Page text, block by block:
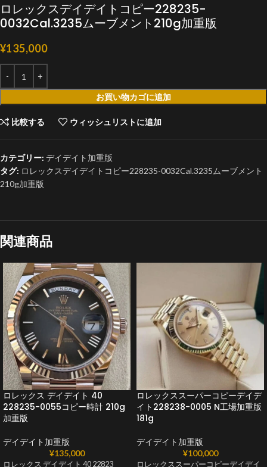
ロレックスデイデイトコピー228235-
0032Cal.3235ムーブメント210g加重版
¥135,000
お買い物カゴに追加
比較する ウィッシュリストに追加
カテゴリー: デイデイト加重版
タグ: ロレックスデイデイトコピー228235-0032Cal.3235ムーブメント
210g加重版
関連商品
ロレックス デイデイト 40
228235-0055コピー時計 210g
加重版
デイデイト加重版
¥135,000
ロレックス デイデイト 40 22823
ロレックススーパーコピーデイデ
イト228238-0005 N工場加重版
181g
デイデイト加重版
¥100,000
ロレックススーパーコピーデイデイ